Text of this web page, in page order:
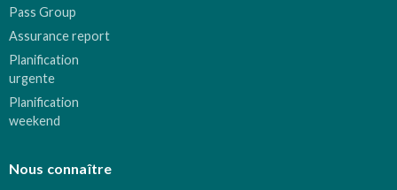
Pass Group
Assurance report
Planification
urgente
Planification
weekend
Nous connaître